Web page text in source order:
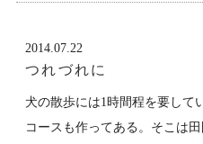
2014.07.22
つれづれに
犬の散歩には1時間程を要して
コースも作ってある。そこは